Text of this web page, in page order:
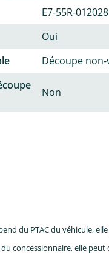
E7-55R-012028
Oui
Découpe
Non
du PTAC du véhicule,
concessionnaire, elle